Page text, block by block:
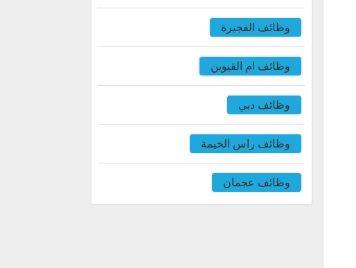
وظائف الفجيرة
وظائف ام القيوين
وظائف دبي
وظائف راس الخيمة
وظائف عجمان